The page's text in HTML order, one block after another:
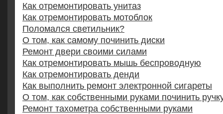
Как отремонтировать унитаз
Как отремонтировать мотоблок
Поломался светильник?
О том, как самому починить диски
Ремонт двери своими силами
Как отремонтировать мышь беспроводную
Как отремонтировать денди
Как выполнить ремонт электронной сигареты
О том, как собственными руками починить
Ремонт тахометра собственными руками